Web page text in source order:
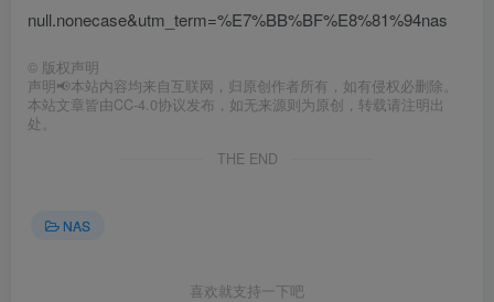
null.nonecase&utm_term=%E7%BB%BF%E8%81%94nas
© 版权声明
声明📢本站内容均来自互联网，归原创作者所有，如有侵权必删除。
本站文章皆由CC-4.0协议发布，如无来源则为原创，转载请注明出
处。
THE END
NAS
喜欢就支持一下吧